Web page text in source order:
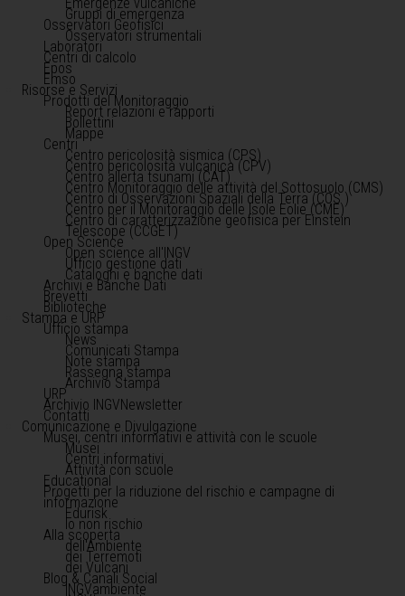
Gruppi di emergenza
Osservatori Geofisici
Osservatori strumentali
Laboratori
Centri di calcolo
Epos
Emso
Risorse e Servizi
Prodotti del Monitoraggio
Report relazioni e rapporti
Bollettini
Mappe
Centri
Centro pericolosità sismica (CPS)
Centro pericolosità vulcanica (CPV)
Centro allerta tsunami (CAT)
Centro Monitoraggio delle attività del Sottosuolo (CMS)
Centro di Osservazioni Spaziali della Terra (COS )
Centro per il Monitoraggio delle Isole Eolie (CME)
Centro di caratterizzazione geofisica per Einstein
Telescope (CCGET)
Open Science
Open science all'INGV
Ufficio gestione dati
Cataloghi e banche dati
Archivi e Banche Dati
Brevetti
Biblioteche
Stampa e URP
Ufficio stampa
News
Comunicati Stampa
Note stampa
Rassegna stampa
Archivio Stampa
URP
Archivio INGVNewsletter
Contatti
Comunicazione e Divulgazione
Musei, centri informativi e attività con le scuole
Musei
Centri informativi
Attività con scuole
Educational
Progetti per la riduzione del rischio e campagne di
informazione
Edurisk
Io non rischio
Alla scoperta
dell'Ambiente
dei Terremoti
dei Vulcani
Blog & Canali Social
INGVambiente